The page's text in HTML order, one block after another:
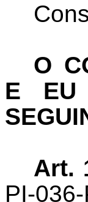
O
E EU
Art.
PI-